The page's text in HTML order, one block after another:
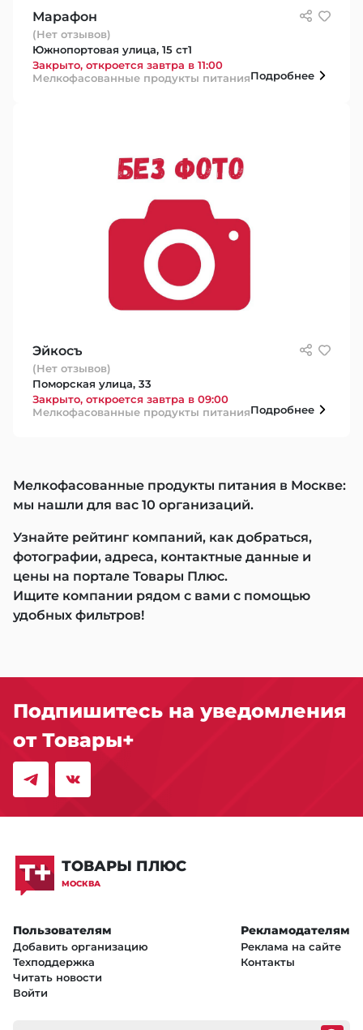
Марафон
(Нет отзывов)
Южнопортовая улица, 15 ст1
Закрыто, откроется завтра в 11:00
Мелкофасованные продукты питанияПодробнее
Эйкосъ
(Нет отзывов)
Поморская улица, 33
Закрыто, откроется завтра в 09:00
Мелкофасованные продукты питанияПодробнее
Мелкофасованные продукты питания в Москве:
мы нашли для вас 10 организаций.
Узнайте рейтинг компаний, как добраться,
фотографии, адреса, контактные данные и
цены на портале Товары Плюс.
Ищите компании рядом с вами с помощью
удобных фильтров!
Подпишитесь на уведомления
от Товары+
ТОВАРЫ ПЛЮС
МОСКВА
Пользователям
Добавить организацию
Техподдержка
Читать новости
Войти
Рекламодателям
Реклама на сайте
Контакты